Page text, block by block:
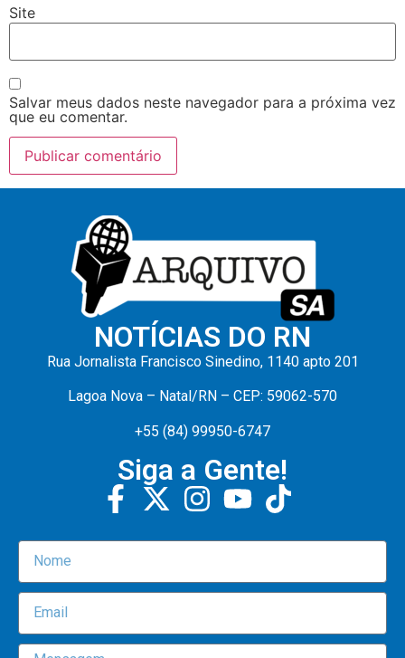
Site
Salvar meus dados neste navegador para a próxima vez
que eu comentar.
NOTÍCIAS DO RN
Rua Jornalista Francisco Sinedino, 1140 apto 201
Lagoa Nova – Natal/RN – CEP: 59062-570
+55 (84) 99950-6747
Siga a Gente!